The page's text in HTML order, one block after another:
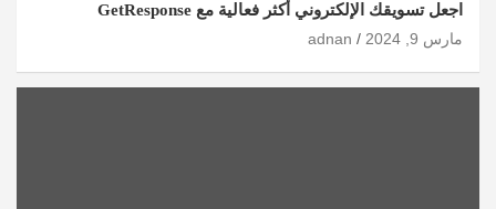
اجعل تسويقك الإلكتروني أكثر فعالية مع GetResponse
مارس 9, 2024
adnan